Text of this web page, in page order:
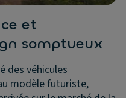
et
somptueux
des véhicules
modèle futuriste,